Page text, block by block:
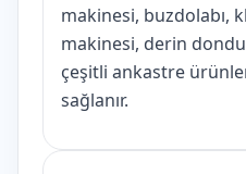
makinesi, buzdolabı,
makinesi, derin
çeşitli ankastre
sağlanır.